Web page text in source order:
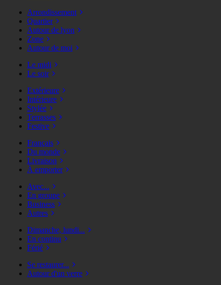
Arrondissement
Quartier
Autour de lyon
Zone
Autour de moi
Le midi
Le soir
Extérieure
Intérieure
Stylée
Terrasses
Festive
Français
Du monde
Livraison
À emporter
Avec...
En groupe
Business
Autres
Dimanche, lundi...
En continu
Férié
Se restaurer...
Autour d'un verre